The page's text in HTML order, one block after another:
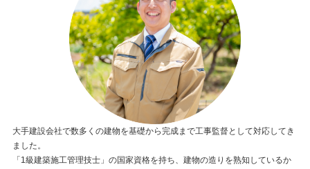
大手建設会社で数多くの建物を基礎から完成まで工事監督として対応してき
ました。
「1級建築施工管理技士」の国家資格を持ち、建物の造りを熟知しているか